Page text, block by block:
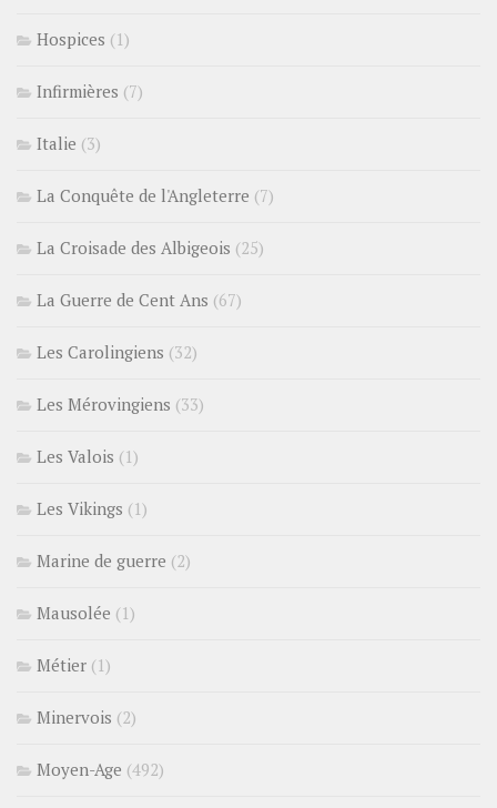
Hospices (1)
Infirmières (7)
Italie (3)
La Conquête de l'Angleterre (7)
La Croisade des Albigeois (25)
La Guerre de Cent Ans (67)
Les Carolingiens (32)
Les Mérovingiens (33)
Les Valois (1)
Les Vikings (1)
Marine de guerre (2)
Mausolée (1)
Métier (1)
Minervois (2)
Moyen-Age (492)